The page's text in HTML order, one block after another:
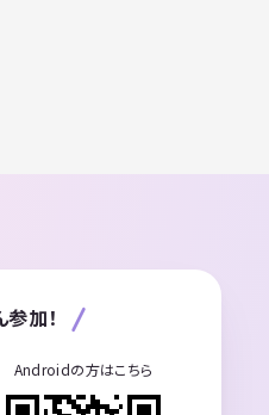
加！
Androidの方はこちら